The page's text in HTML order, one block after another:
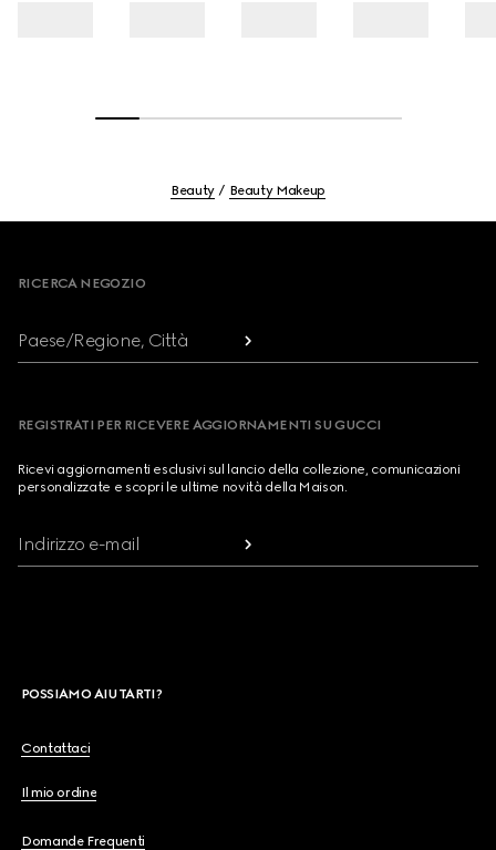
Beauty Beauty Makeup
RICERCA NEGOZIO
Paese/Regione, Città
REGISTRATI PER RICEVERE AGGIORNAMENTI SU GUCCI
Ricevi aggiornamenti esclusivi sul lancio della collezione, comunicazioni
personalizzate e scopri le ultime novità della Maison.
Indirizzo e-mail
POSSIAMO AIUTARTI?
Contattaci
Il mio ordine
Domande Frequenti